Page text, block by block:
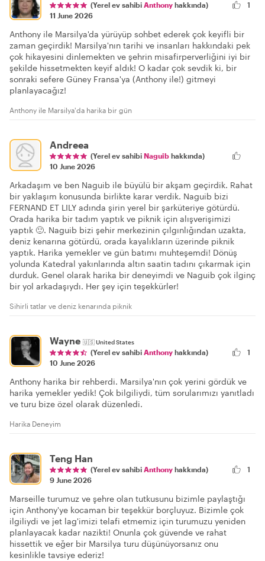
(Yerel ev sahibi Anthony hakkında)
11 June 2026
1
Anthony ile Marsilya'da yürüyüp sohbet ederek çok keyifli bir
zaman geçirdik! Marsilya'nın tarihi ve insanları hakkındaki pek
çok hikayesini dinlemekten ve şehrin misafirperverliğini iyi bir
şekilde hissetmekten keyif aldık! O kadar çok sevdik ki, bir
sonraki sefere Güney Fransa'ya (Anthony ile!) gitmeyi
planlayacağız!
Anthony ile Marsilya'da harika bir gün
Andreea
(Yerel ev sahibi Naguib hakkında)
10 June 2026
Arkadaşım ve ben Naguib ile büyülü bir akşam geçirdik. Rahat
bir yaklaşım konusunda birlikte karar verdik. Naguib bizi
FERNAND ET LILY adında şirin yerel bir şarküteriye götürdü.
Orada harika bir tadım yaptık ve piknik için alışverişimizi
yaptık 🙂. Naguib bizi şehir merkezinin çılgınlığından uzakta,
deniz kenarına götürdü, orada kayalıkların üzerinde piknik
yaptık. Harika yemekler ve gün batımı muhteşemdi! Dönüş
yolunda Katedral yakınlarında altın saatin tadını çıkarmak için
durduk. Genel olarak harika bir deneyimdi ve Naguib çok ilginç
bir yol arkadaşıydı. Her şey için teşekkürler!
Sihirli tatlar ve deniz kenarında piknik
Wayne 🇺🇸United States
(Yerel ev sahibi Anthony hakkında)
10 June 2026
1
Anthony harika bir rehberdi. Marsilya'nın çok yerini gördük ve
harika yemekler yedik! Çok bilgiliydi, tüm sorularımızı yanıtladı
ve turu bize özel olarak düzenledi.
Harika Deneyim
Teng Han
(Yerel ev sahibi Anthony hakkında)
9 June 2026
1
Marseille turumuz ve şehre olan tutkusunu bizimle paylaştığı
için Anthony'ye kocaman bir teşekkür borçluyuz. Bizimle çok
ilgiliydi ve jet lag'imizi telafi etmemiz için turumuzu yeniden
planlayacak kadar nazikti! Onunla çok güvende ve rahat
hissettik ve eğer bir Marsilya turu düşünüyorsanız onu
kesinlikle tavsiye ederiz!